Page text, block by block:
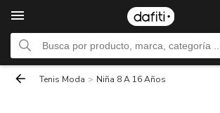
Tenis Moda > Niña 8 A 16 Años